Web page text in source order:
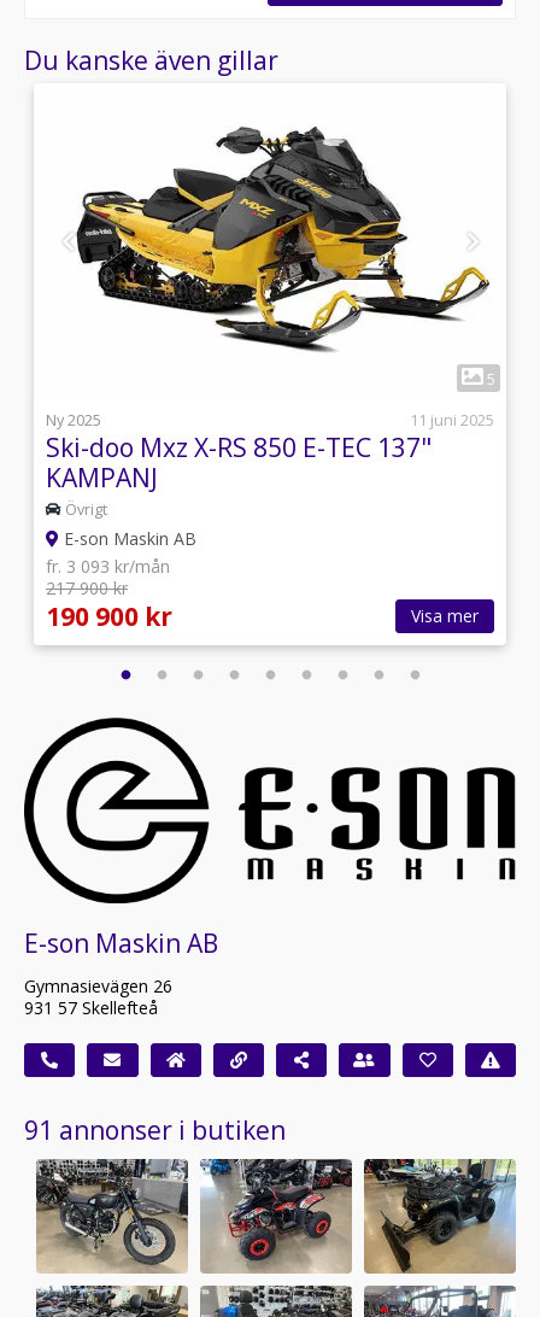
Du kanske även gillar
5
Ny 2025
11 juni 2025
Ski-doo Mxz X-RS 850 E-TEC 137"
KAMPANJ
Övrigt
E-son Maskin AB
fr. 3 093 kr/mån
217 900 kr
190 900 kr Visa mer
E-son Maskin AB
Gymnasievägen 26
931 57 Skellefteå
91 annonser i butiken